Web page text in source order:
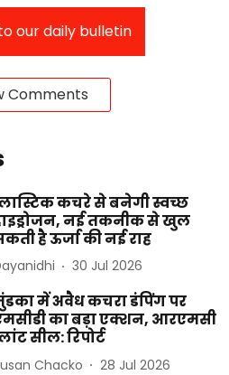
our daily bulletin
Comments
कचरे से बनेगी स्वच्छ
नई तकनीक से खुल
है ऊर्जा की नई राह
30 Jul 2026
में अवैध कचरा डंपिंग पर
का बड़ा एक्शन, आरएमसी
सील: रिपोर्ट
Chacko 28 Jul 2026